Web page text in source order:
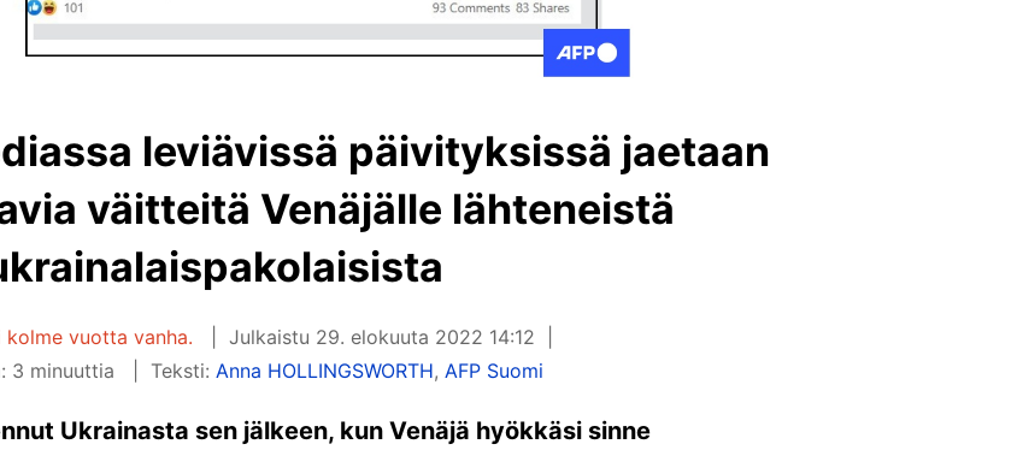
leviävissä päivityksissä jaetaan
väitteitä Venäjälle lähteneistä
vuotta vanha. Julkaistu 29. elokuuta 2022 14:12
3 minuuttia
Teksti:Anna HOLLINGSWORTH,AFP Suomi
Ukrainasta sen jälkeen, kun Venäjä hyökkäsi sinne